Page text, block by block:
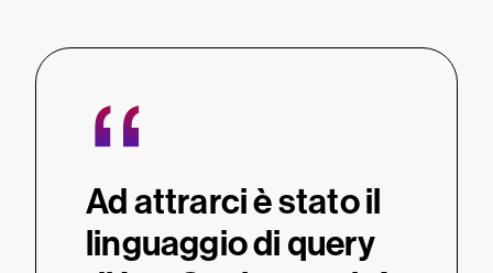
“
Ad attrarci è stato il
linguaggio di query